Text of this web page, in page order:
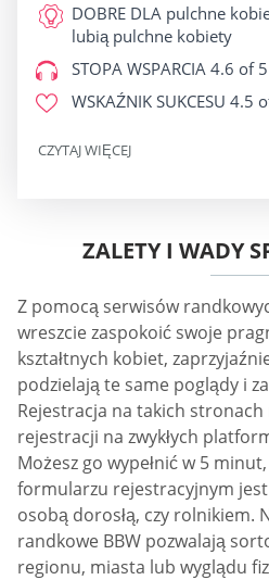
DOBRE DLA pulchne
lubią pulchne kobiety
STOPA WSPARCIA 4.6 of 5
WSKAŹNIK SUKCESU 4.5
CZYTAJ WIĘCEJ
ZALETY I WADY
Z pomocą serwisów
wreszcie zaspokoić swoje
kształtnych kobiet,
podzielają te same poglądy i
Rejestracja na takich
rejestracji na zwykłych
Możesz go wypełnić w 5
formularzu rejestracyjnym
osobą dorosłą, czy rolnikiem.
randkowe BBW pozwalają
regionu, miasta lub wyglądu